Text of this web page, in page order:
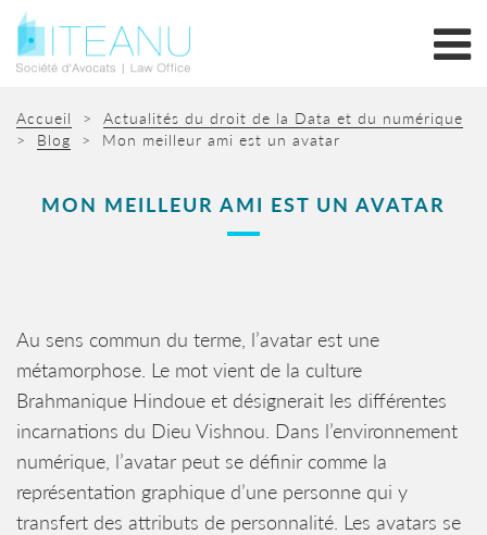
Accueil > Actualités du droit de la Data et du numérique
> Blog > Mon meilleur ami est un avatar
MON MEILLEUR AMI EST UN AVATAR
Au sens commun du terme, l’avatar est une
métamorphose. Le mot vient de la culture
Brahmanique Hindoue et désignerait les différentes
incarnations du Dieu Vishnou. Dans l’environnement
numérique, l’avatar peut se définir comme la
représentation graphique d’une personne qui y
transfert des attributs de personnalité. Les avatars se